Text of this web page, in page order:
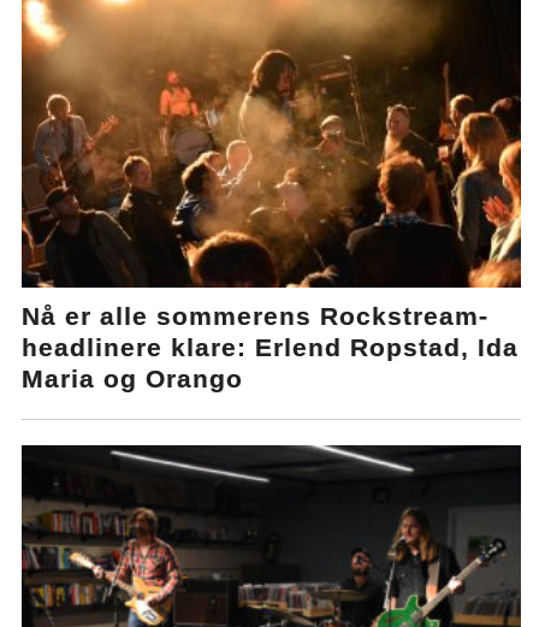
Nå er alle sommerens Rockstream-
headlinere klare: Erlend Ropstad, Ida
Maria og Orango